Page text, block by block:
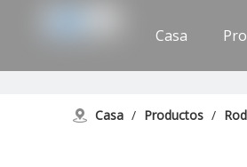
Casa
Casa / Productos /